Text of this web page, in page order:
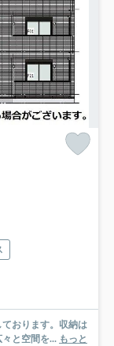
おります。収納は
と空間を... もっと